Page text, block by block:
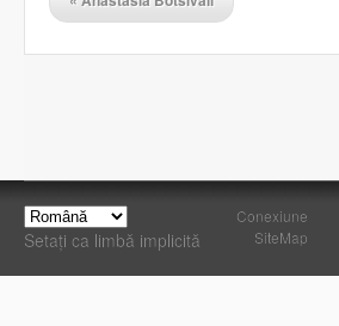
Setați ca limbă implicită
Conexiune
SiteMap